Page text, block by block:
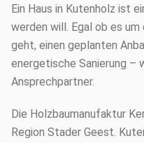
Ein Haus in Kutenholz ist
werden will. Egal ob es
geht, einen geplanten
energetische Sanierung –
Ansprechpartner.
Die Holzbaumanufaktur
Region Stader Geest.